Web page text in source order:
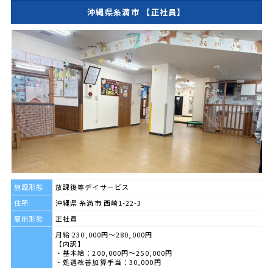
沖縄県糸満市 【正社員】
施設形態
放課後等デイサービス
住所
沖縄県 糸満市 西崎1-22-3
雇用形態
正社員
月給 230,000円～280,000円
【内訳】
・基本給：200,000円～250,000円
・処遇改善加算手当：30,000円